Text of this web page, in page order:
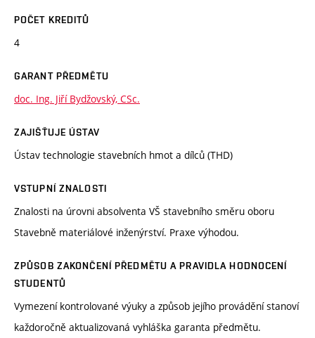
POČET KREDITŮ
4
GARANT PŘEDMĚTU
doc. Ing. Jiří Bydžovský, CSc.
ZAJIŠŤUJE ÚSTAV
Ústav technologie stavebních hmot a dílců (THD)
VSTUPNÍ ZNALOSTI
Znalosti na úrovni absolventa VŠ stavebního směru oboru
Stavebně materiálové inženýrství. Praxe výhodou.
ZPŮSOB ZAKONČENÍ PŘEDMĚTU A PRAVIDLA HODNOCENÍ
STUDENTŮ
Vymezení kontrolované výuky a způsob jejího provádění stanoví
každoročně aktualizovaná vyhláška garanta předmětu.